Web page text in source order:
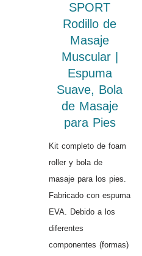
SPORT
Rodillo de
Masaje
Muscular |
Espuma
Suave, Bola
de Masaje
para Pies
Kit completo de foam
roller y bola de
masaje para los pies.
Fabricado con espuma
EVA. Debido a los
diferentes
componentes (formas)